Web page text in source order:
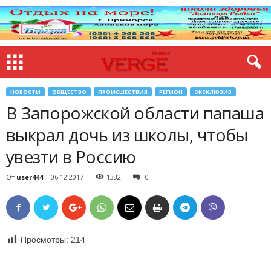
НОВОСТИ ОБЩЕСТВО ПРОИСШЕСТВИЯ РЕГИОН ЭКСКЛЮЗИВ
В Запорожской области папаша
выкрал дочь из школы, чтобы
увезти в Россию
От user444- 06.12.2017 1332 0
Просмотры: 214